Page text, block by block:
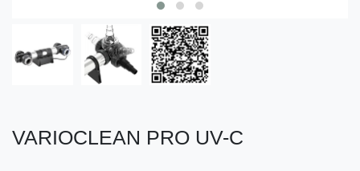
VARIOCLEAN PRO UV-C